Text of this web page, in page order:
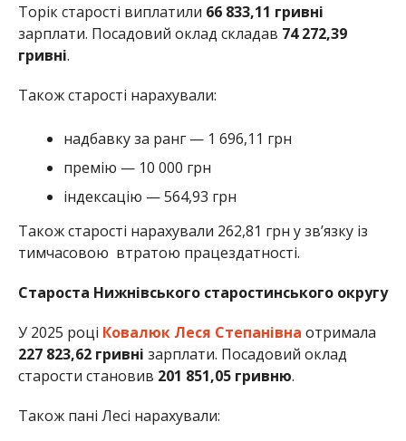
Торік старості виплатили 66 833,11 гривні
зарплати. Посадовий оклад складав 74 272,39
гривні.
Також старості нарахували:
надбавку за ранг — 1 696,11 грн
премію — 10 000 грн
індексацію — 564,93 грн
Також старості нарахували 262,81 грн у звʼязку із
тимчасовою втратою працездатності.
Староста Нижнівського старостинського округу
У 2025 році Ковалюк Леся Степанівна отримала
227 823,62 гривні зарплати. Посадовий оклад
старости становив 201 851,05 гривню.
Також пані Лесі нарахували: